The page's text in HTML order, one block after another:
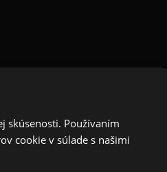
skúsenosti. Používaním
cookie v súlade s našimi